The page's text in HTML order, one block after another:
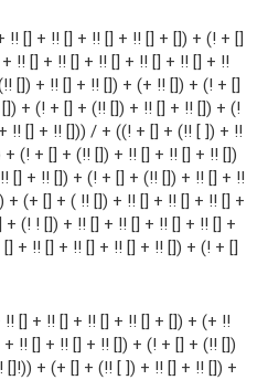
!! [] + !! [] + !! [] + !! [] + []) + (! + []
!! [] + !! [] + !! [] + !! [] + !! [] + !!
[]) + !! [] + !! []) + (+ !! []) + (! + []
+ (! + [] + (!! []) + !! [] + !! []) + (!
!! [] + !! [])) / + ((! + [] + (!! [ ]) + !!
(! + [] + (!! []) + !! [] + !! [] + !! [])
[] + !! []) + (! + [] + (!! []) + !! [] + !!
(+ [] + ( !! []) + !! [] + !! [] + !! [] +
(! ! []) + !! [] + !! [] + !! [] + !! [] +
+ !! [] + !! [] + !! [] + !! []) + (! + []
[] + !! [] + !! [] + !! [] + []) + (+ !!
!! [] + !! [] + !! []) + (! + [] + (!! [])
+ (+ [] + (!! [ ]) + !! [] + !! []) +